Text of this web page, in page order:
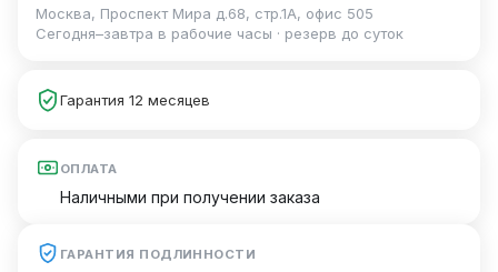
Москва, Проспект Мира д.68, стр.1А, офис 505
Сегодня–завтра в рабочие часы · резерв до суток
Гарантия 12 месяцев
ОПЛАТА
Наличными при получении заказа
ГАРАНТИЯ ПОДЛИННОСТИ